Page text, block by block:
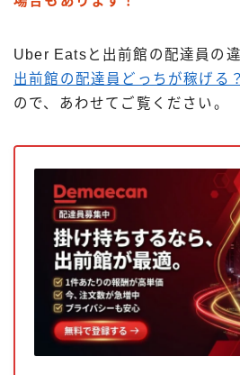
Uber Eatsと出前館の配達員の
出前館の配達員どっちが稼げる？
ので、あわせてご覧ください。